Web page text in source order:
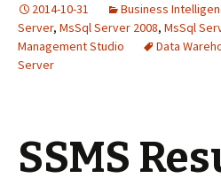
2014-10-31 Business
Server, MsSql Server 2008, MsSql
Management Studio
Data
Server
SSMS